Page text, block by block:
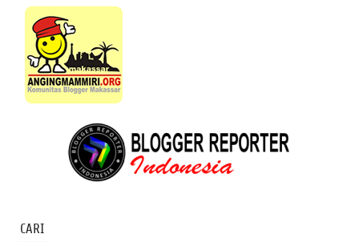
CARI